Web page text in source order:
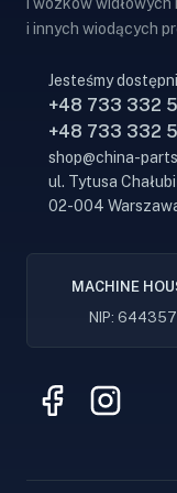
i wózków
i innych wiodących
Jesteśmy
+48 733 332
+48 733 332
shop@china-
ul. Tytusa
02-004
MACHINE
NIP: